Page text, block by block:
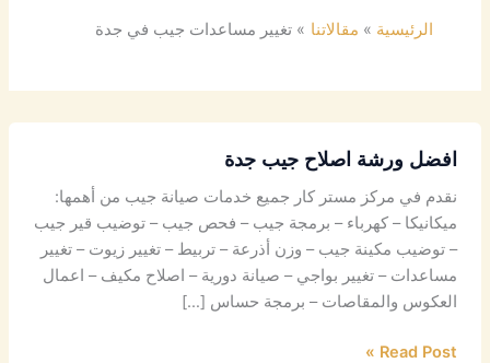
الرئيسية مقالاتنا تغيير مساعدات جيب في جدة
افضل ورشة اصلاح جيب جدة
نقدم في مركز مستر كار جميع خدمات صيانة جيب من أهمها:
ميكانيكا – كهرباء – برمجة جيب – فحص جيب – توضيب قير جيب
– توضيب مكينة جيب – وزن أذرعة – تربيط – تغيير زيوت – تغيير
مساعدات – تغيير بواجي – صيانة دورية – اصلاح مكيف – اعمال
العكوس والمقاصات – برمجة حساس […]
Read Post »